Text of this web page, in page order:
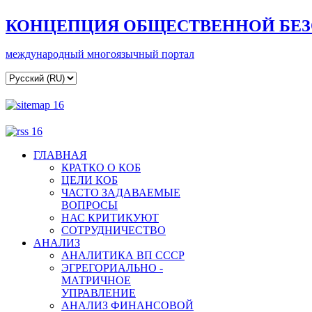
КОНЦЕПЦИЯ ОБЩЕСТВЕННОЙ
международный многоязычный портал
ГЛАВНАЯ
КРАТКО О КОБ
ЦЕЛИ КОБ
ЧАСТО ЗАДАВАЕМЫЕ
ВОПРОСЫ
НАС КРИТИКУЮТ
СОТРУДНИЧЕСТВО
АНАЛИЗ
АНАЛИТИКА ВП СССР
ЭГРЕГОРИАЛЬНО -
МАТРИЧНОЕ
УПРАВЛЕНИЕ
АНАЛИЗ ФИНАНСОВОЙ